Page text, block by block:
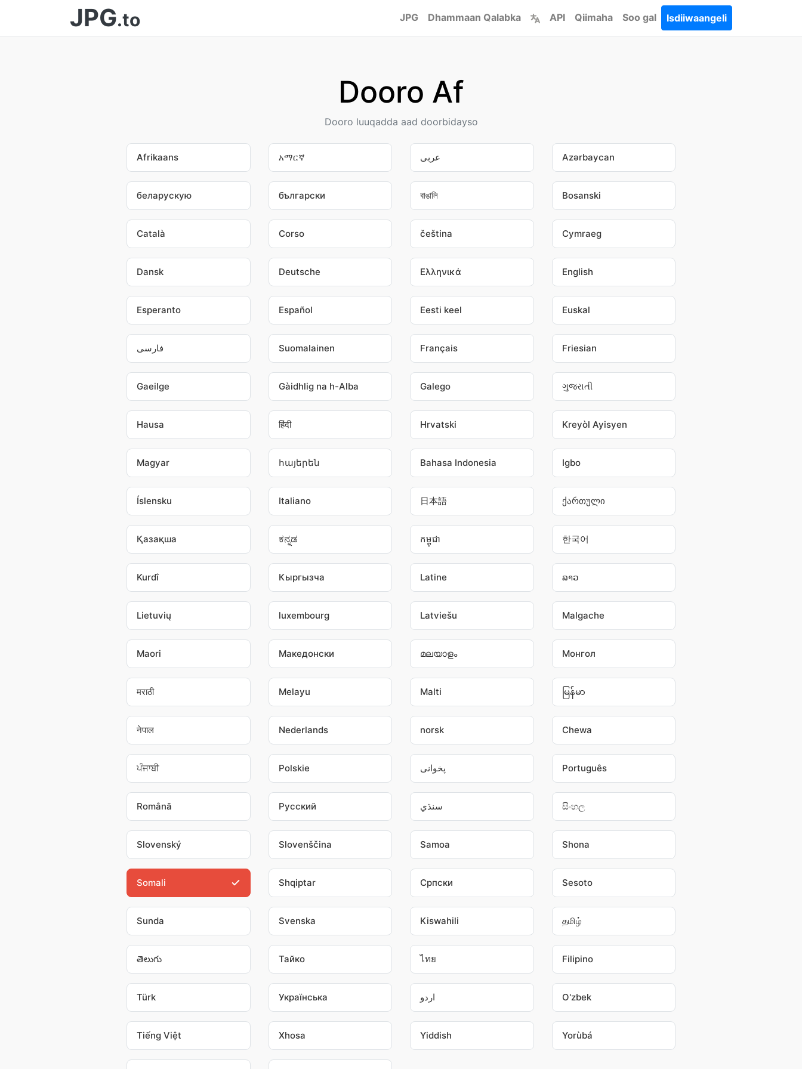
JPG.to JPG Dhammaan Qalabka API Qiimaha Soo gal Isdiiwaangeli
Dooro Af
Dooro luuqadda aad doorbidayso
Afrikaans አማርኛ عربى Azərbaycan
беларускую български বাঙালি Bosanski
Català Corso čeština Cymraeg
Dansk Deutsche Ελληνικά English
Esperanto Español Eesti keel Euskal
فارسی Suomalainen Français Friesian
Gaeilge Gàidhlig na h-Alba Galego ગુજરાતી
Hausa हिंदी Hrvatski Kreyòl Ayisyen
Magyar հայերեն Bahasa Indonesia Igbo
Íslensku Italiano 日本語 ქართული
Қазақша ಕನ್ನಡ កម្ពុជា 한국어
Kurdî Кыргызча Latine ລາວ
Lietuvių luxembourg Latviešu Malgache
Maori Македонски മലയാളം Монгол
मराठी Melayu Malti မြန်မာ
नेपाल Nederlands norsk Chewa
ਪੰਜਾਬੀ Polskie پخوانی Português
Română Pусский سنڌي සිංහල
Slovenský Slovenščina Samoa Shona
Somali Shqiptar Српски Sesoto
Sunda Svenska Kiswahili தமிழ்
తెలుగు Тайко ไทย Filipino
Türk Українська اردو O'zbek
Tiếng Việt Xhosa Yiddish Yorùbá